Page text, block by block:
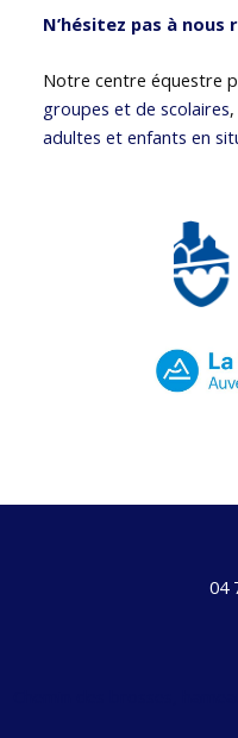
N’hésitez pas à nous
Notre centre équestre
groupes et de scolaires
adultes et enfants en
04